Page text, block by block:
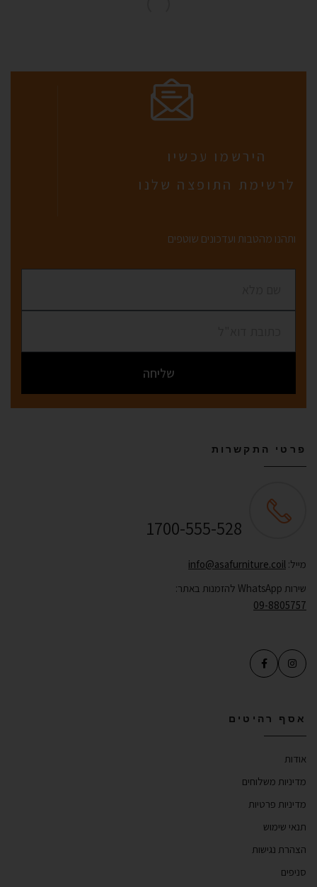
הירשמו עכשיו
לרשימת התופצה שלנו
ותהנו מהטבות ועדכונים שוטפים
שליחה
פרטי התקשרות
1700-555-528
מייל: info@asafurniture.coil
שירות WhatsApp להזמנות באתר:
09-8805757
אסף רהיטים
אודות
מדיניות משלוחים
מדיניות פרטיות
תנאי שימוש
הצהרת נגישות
סניפים